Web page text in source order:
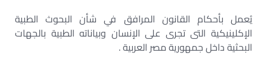
يُعمل بأحكام القانون المرافق في شأن البحوث الطبية
الإكلينيكية التى تجرى على الإنسان وبياناته الطبية بالجهات
البحثية داخل جمهورية مصر العربية .